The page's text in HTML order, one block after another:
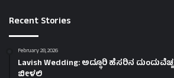
Recent Stories
February 28, 2026
Lavish Wedding: ಅದ್ಧೂರಿ ಹೆಸರಿನ
ಬೀಳಲಿ